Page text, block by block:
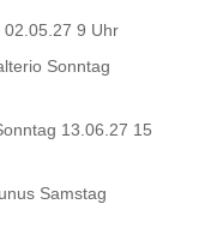
02.05.27 9 Uhr
Sonntag
13.06.27 15
Samstag